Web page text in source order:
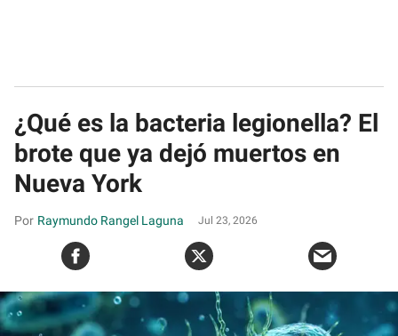
¿Qué es la bacteria legionella? El
brote que ya dejó muertos en
Nueva York
Raymundo Rangel Laguna Jul 23, 2026